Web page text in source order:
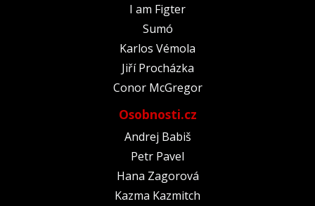
I am Figter
Sumó
Karlos Vémola
Jiří Procházka
Conor McGregor
Osobnosti.cz
Andrej Babiš
Petr Pavel
Hana Zagorová
Kazma Kazmitch